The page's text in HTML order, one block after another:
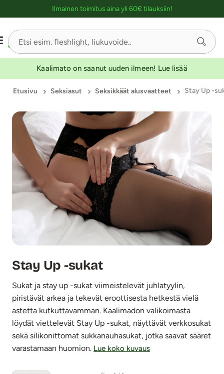
Ilmainen toimitus aina yli 60€ tilauksiin!
Kaalimato on saanut uuden ilmeen! Lue lisää
Etusivu Seksiasut Seksikkäät alusvaatteet Stay Up -
Stay Up -sukat
Sukat ja stay up -sukat viimeistelevät juhlatyylin,
piristävät arkea ja tekevät eroottisesta hetkestä vielä
astetta kutkuttavamman. Kaalimadon valikoimasta
löydät viettelevät Stay Up -sukat, näyttävät verkkosukat
sekä silikonittomat sukkanauhasukat, jotka saavat sääret
varastamaan huomion. Lue koko kuvaus
-
-